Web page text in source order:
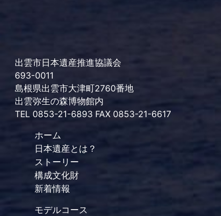
出雲市日本遺産推進協議会
693-0011
島根県出雲市大津町2760番地
出雲弥生の森博物館内
TEL 0853-21-6893 FAX 0853-21-6617
ホーム
日本遺産とは？
ストーリー
構成文化財
新着情報
モデルコース